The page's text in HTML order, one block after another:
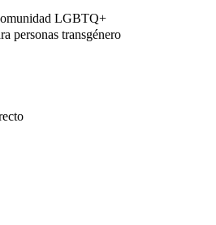
LGBTQ+
personas transgénero